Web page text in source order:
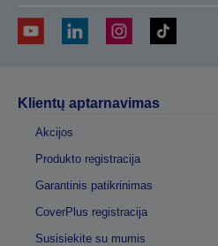
Klientų aptarnavimas
Akcijos
Produkto registracija
Garantinis patikrinimas
CoverPlus registracija
Susisiekite su mumis